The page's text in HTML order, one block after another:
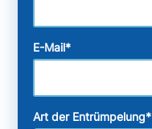
E-Mail*
Art der Entrümpelung*